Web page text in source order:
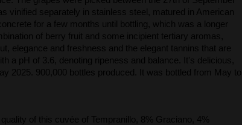
vinified separately in stainless steel, matured in American
for a few months until bottling, which was a longer
of berry fruit and some incipient tertiary aromas,
elegance and freshness and the elegant tannins that are
a pH of 3.6, denoting ripeness and balance. It's delicious,
2025. 900,000 bottles produced. It was bottled from May to
of this cuvée of Tempranillo, 8% Graciano, 4%